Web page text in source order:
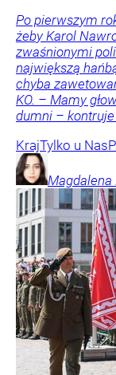
Po pierwszym
żeby Karol
zwaśnionymi
największą
chyba
KO. – Mamy
dumni –
KrajTylko u Nas
Magdalena